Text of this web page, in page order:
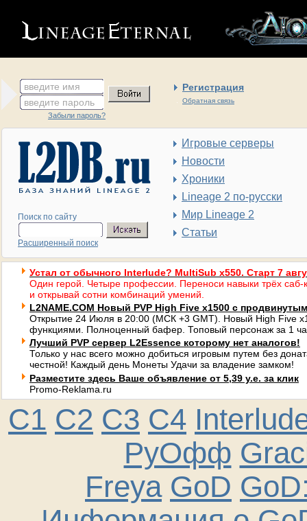
введите имя Регистрация
Обратная связь
введите пароль
Забыли пароль?
Поиск по сайту
Расширенный поиск
Игровые серверы
Новости
Хроники
Lineage 2 по-русски
Мир Lineage 2
Статьи
Устал от обычного Interlude? MultiSub x550. Старт 7
Один герой. Четыре профессии. Переноси навыки трёх саб-
и открывай сотни комбинаций умений.
L2NAME.COM Новый PVP High Five x1500 с
Открытие 24 Июля в 20:00 (МСК +3 GMT). Новый High Five
функциями. Полноценный бафер. Топовый персонаж за 1
Лучший PVP сервер L2Essence которому нет аналогов!
Только у нас всего можно добиться игровым путем без
честной! Каждый день Монеты Удачи за владение замком!
Разместите здесь Ваше объявление от 5,39 у.е. за клик
Promo-Reklama.ru
C1 C2 C3 C4
РуОфф
Freya GoD